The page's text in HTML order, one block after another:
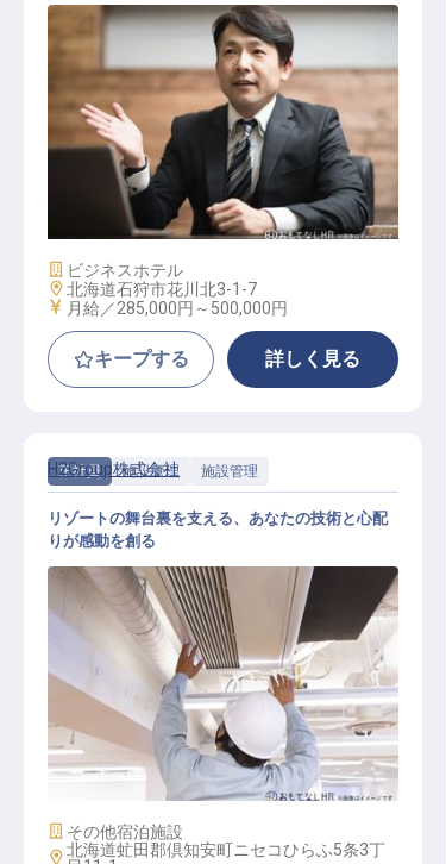
支配人候補【たびのホテル石狩】
施設業態
ビジネスホテル
勤務地
北海道石狩市花川北3-1-7
給与
月給／285,000円～ 500,000円
キープする 詳しく見る
正社員 施設管理 施設管理
設備・プロパティ運用担当 コーディ
ネーター/Facilities Property Operat
ions Coordinator
H2Group株式会社
リゾートの舞台裏を支える、あなたの技術と心配
りが感動を創る
施設業態
その他宿泊施設
勤務地
北海道虻田郡倶知安町ニセコひらふ5条3丁